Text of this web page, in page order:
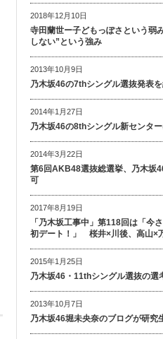
2018年12月10日
寺田蘭世ー子どもっぽさという弱
しない”という強み
2013年10月9日
乃木坂46の7thシングル選抜発表
2014年1月27日
乃木坂46の8thシングル新センタ
2014年3月22日
第6回AKB48選抜総選挙、乃木坂
可
2017年8月19日
「乃木坂工事中」第118回は「今
初デート！」 桜井×川後、高山×
2015年1月25日
乃木坂46・11thシングル選抜の選
2013年10月7日
乃木坂46堀未央奈のブログが研究